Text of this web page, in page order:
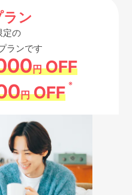
ン
定の
ランです
円OFF
円OFF ※